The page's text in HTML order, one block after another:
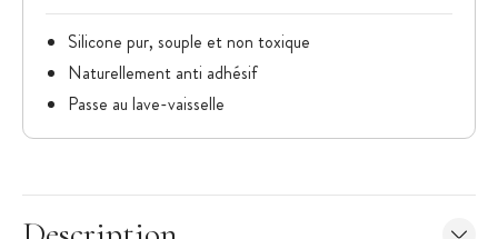
Silicone pur, souple et non toxique
Naturellement anti adhésif
Passe au lave-vaisselle